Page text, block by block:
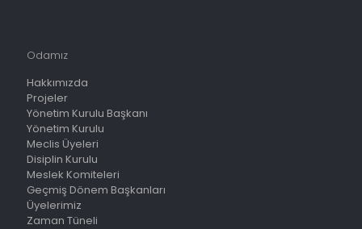
Odamız
Hakkımızda
Projeler
Yönetim Kurulu Başkanı
Yönetim Kurulu
Meclis Üyeleri
Disiplin Kurulu
Meslek Komiteleri
Geçmiş Dönem Başkanları
Üyelerimiz
Zaman Tüneli